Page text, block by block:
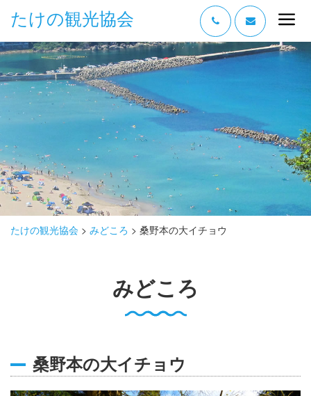
たけの観光協会
“たけの” の魅力
過ごし方
みどころ
泊まる
おみやげ
0796-47-1080
お電話受付時間 9:00〜17:00
たけの観光協会 > みどころ > 桑野本の大イチョウ
みどころ
桑野本の大イチョウ